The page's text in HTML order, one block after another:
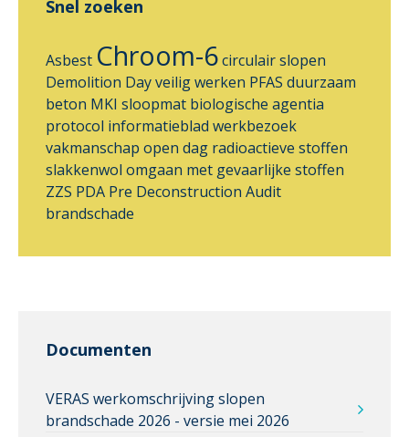
Snel zoeken
Asbest Chroom-6circulair slopen
Demolition Dayveilig werken PFAS duurzaam
beton MKI sloopmat biologische agentia
protocol informatieblad werkbezoek
vakmanschap open dag radioactieve stoffen
slakkenwol omgaan met gevaarlijke stoffen
ZZS PDA Pre Deconstruction Audit
brandschade
Documenten
VERAS werkomschrijving slopen
brandschade 2026 - versie mei 2026